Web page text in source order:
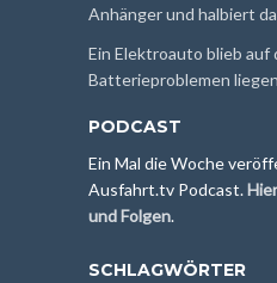
Anhänger und halbiert
Ein Elektroauto blieb
Batterieproblemen
PODCAST
Ein Mal die Woche
Ausfahrt.tv Podcast.
und Folgen.
SCHLAGWÖRTER